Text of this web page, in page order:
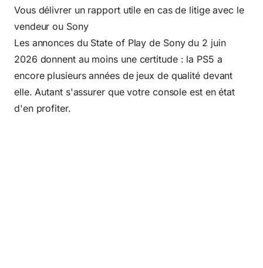
Vous délivrer un rapport utile en cas de litige avec le
vendeur ou Sony
Les annonces du State of Play de Sony du 2 juin
2026 donnent au moins une certitude : la PS5 a
encore plusieurs années de jeux de qualité devant
elle. Autant s'assurer que votre console est en état
d'en profiter.